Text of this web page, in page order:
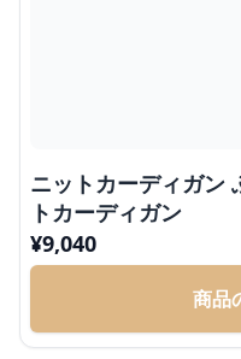
ニットカーディガン
トカーディガン
¥9,040
商品